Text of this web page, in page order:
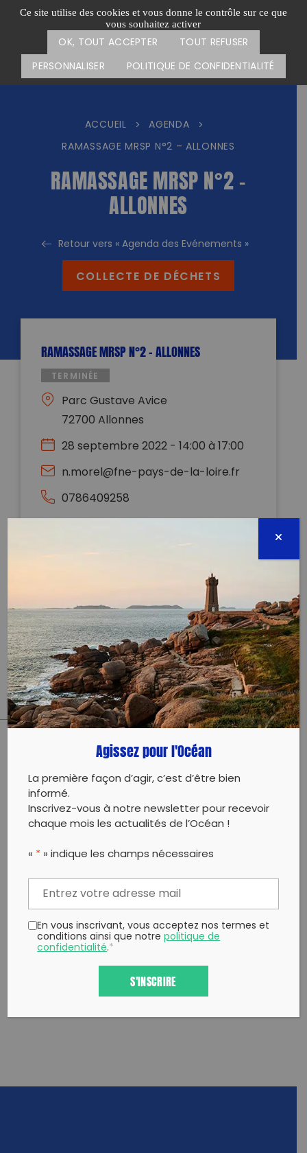
Ce site utilise des cookies et vous donne le contrôle sur ce que
vous souhaitez activer
OK, TOUT ACCEPTER
TOUT REFUSER
PERSONNALISER
POLITIQUE DE CONFIDENTIALITÉ
Passer
Menu
CARTE DES ACTIONS FAIRE UN DON
ACCUEIL > AGENDA
>
RAMASSAGE MRSP N°2 – ALLONNES
RAMASSAGE MRSP N°2 –
ALLONNES
Retour vers « Agenda des Evénements »
COLLECTE DE DÉCHETS
RAMASSAGE MRSP N°2 – ALLONNES
TERMINÉE
Parc Gustave Avice
72700 Allonnes
28 septembre 2022 - 14:00 à 17:00
n.morel@fne-pays-de-la-loire.fr
0786409258
France Nature Environnement Pays de
Collecte avec la participation du Centre Social
d’Allonnes dans le cadre de la semaine du
développement durable
PARTAGER CET ARTICLE:
Partager sur Facebook
Partager sur
Copy to clipboard
Agissez pour l'Océan
La première façon d’agir, c’est d’être bien
informé.
Inscrivez-vous à notre newsletter pour recevoir
chaque mois les actualités de l’Océan !
« * » indique les champs nécessaires
En vous inscrivant, vous acceptez nos termes et
conditions ainsi que notrepolitique de
confidentialité.*
S'INSCRIRE